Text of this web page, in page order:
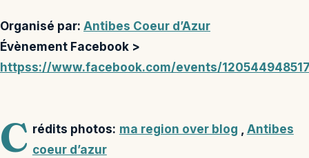
Organisé par: Antibes Coeur d’Azur
Évènement Facebook >
httpss://www.facebook.com/events/
C rédits photos: ma region over blog , Antibes
coeur d’azur